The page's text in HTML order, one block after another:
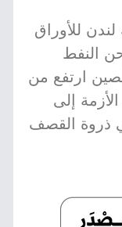
للأوراق
النفط
ارتفع من
الأزمة إلى
في ذروة القصف